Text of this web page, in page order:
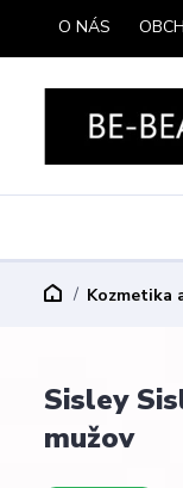
O NÁS
Kozmetika
Sisley
mužov